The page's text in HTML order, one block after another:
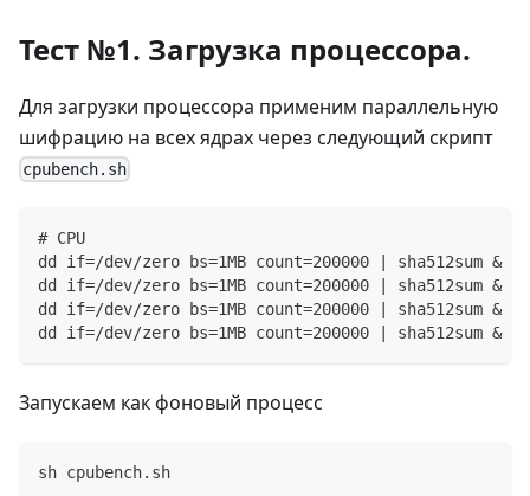
Тест №1. Загрузка процессора.
Для загрузки процессора применим параллельную
шифрацию на всех ядрах через следующий скрипт
cpubench.sh
# CPU
dd if=/dev/zero bs=1MB count=200000 | sha512sum &
dd if=/dev/zero bs=1MB count=200000 | sha512sum &
dd if=/dev/zero bs=1MB count=200000 | sha512sum &
dd if=/dev/zero bs=1MB count=200000 | sha512sum &
Запускаем как фоновый процесс
sh cpubench.sh